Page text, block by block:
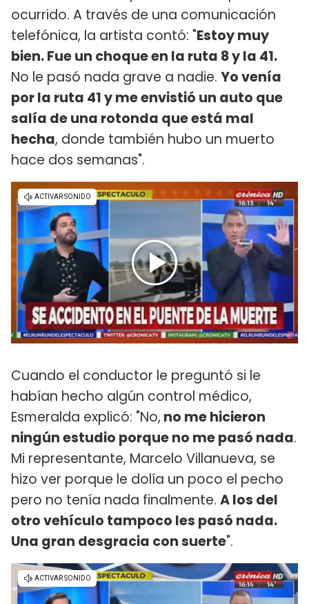
ocurrido. A través de una comunicación
telefónica, la artista contó: "Estoy muy
bien. Fue un choque en la ruta 8 y la 41.
No le pasó nada grave a nadie. Yo venía
por la ruta 41 y me envistió un auto que
salía de una rotonda que está mal
hecha, donde también hubo un muerto
hace dos semanas".
Cuando el conductor le preguntó si le
habían hecho algún control médico,
Esmeralda explicó: "No, no me hicieron
ningún estudio porque no me pasó nada.
Mi representante, Marcelo Villanueva, se
hizo ver porque le dolía un poco el pecho
pero no tenía nada finalmente. A los del
otro vehículo tampoco les pasó nada.
Una gran desgracia con suerte".